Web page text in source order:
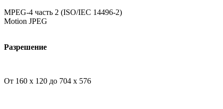
MPEG-4 часть 2 (ISO/IEC 14496-2)
Motion JPEG
Разрешение
От 160 х 120 до 704 х 576